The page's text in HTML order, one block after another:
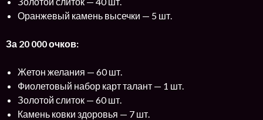
Оранжевый камень высечки — 5 шт.
За 20 000 очков:
Жетон желания — 60 шт.
Фиолетовый набор карт талант — 1 шт.
Золотой слиток — 60 шт.
Камень ковки здоровья — 7 шт.